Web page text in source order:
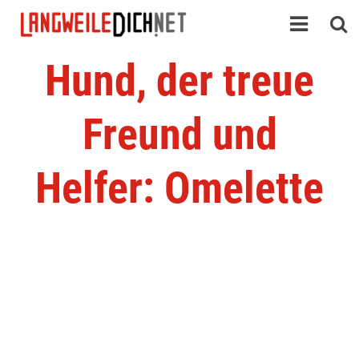
Hund, der treue
Freund und
Helfer: Omelette